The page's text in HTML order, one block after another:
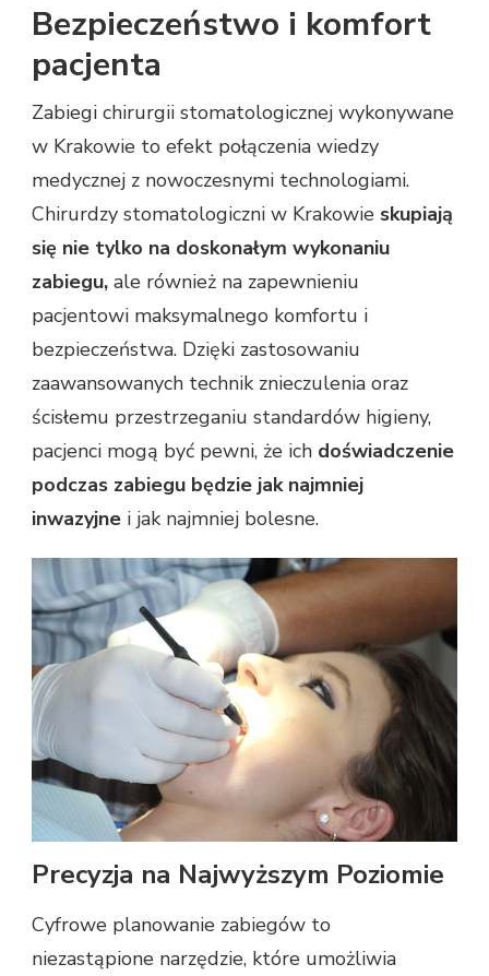
Bezpieczeństwo i komfort
pacjenta
Zabiegi chirurgii stomatologicznej wykonywane
w Krakowie to efekt połączenia wiedzy
medycznej z nowoczesnymi technologiami.
Chirurdzy stomatologiczni w Krakowie skupiają
się nie tylko na doskonałym wykonaniu
zabiegu, ale również na zapewnieniu
pacjentowi maksymalnego komfortu i
bezpieczeństwa. Dzięki zastosowaniu
zaawansowanych technik znieczulenia oraz
ścisłemu przestrzeganiu standardów higieny,
pacjenci mogą być pewni, że ich doświadczenie
podczas zabiegu będzie jak najmniej
inwazyjne i jak najmniej bolesne.
Precyzja na Najwyższym Poziomie
Cyfrowe planowanie zabiegów to
niezastąpione narzędzie, które umożliwia